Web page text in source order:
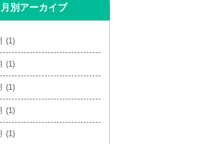
月別アーカイブ
(1)
(1)
(1)
(1)
(1)